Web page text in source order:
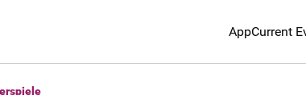
AppCurrent